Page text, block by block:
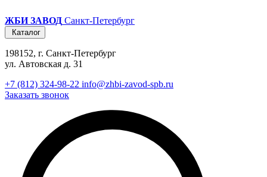
ЖБИ ЗАВОД Санкт-Петербург
Каталог
198152, г. Санкт-Петербург
ул. Автовская д. 31
+7 (812) 324-98-22 info@zhbi-zavod-spb.ru
Заказать звонок